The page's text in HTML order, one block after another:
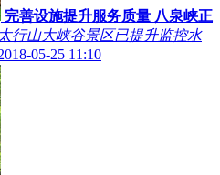
完善设施提升服务质量 八泉峡正
行山大峡谷景区已提升监控水
05-25 11:10